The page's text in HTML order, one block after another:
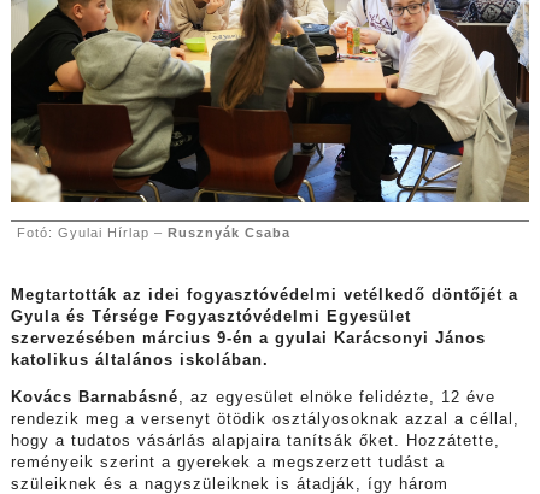
Fotó: Gyulai Hírlap – Rusznyák Csaba
Megtartották az idei fogyasztóvédelmi vetélkedő döntőjét a
Gyula és Térsége Fogyasztóvédelmi Egyesület
szervezésében március 9-én a gyulai Karácsonyi János
katolikus általános iskolában.
Kovács Barnabásné, az egyesület elnöke felidézte, 12 éve
rendezik meg a versenyt ötödik osztályosoknak azzal a céllal,
hogy a tudatos vásárlás alapjaira tanítsák őket. Hozzátette,
reményeik szerint a gyerekek a megszerzett tudást a
szüleiknek és a nagyszüleiknek is átadják, így három